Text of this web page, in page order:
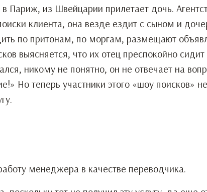
Париж, из Швейцарии прилетает дочь.
клиента, она везде ездит с сыном и
по притонам, по моргам, размещают
выясняется, что их отец преспокойно сидит
никому не понятно, он не отвечает на
Но теперь участники этого «шоу поисков»
менеджера в качестве переводчика.